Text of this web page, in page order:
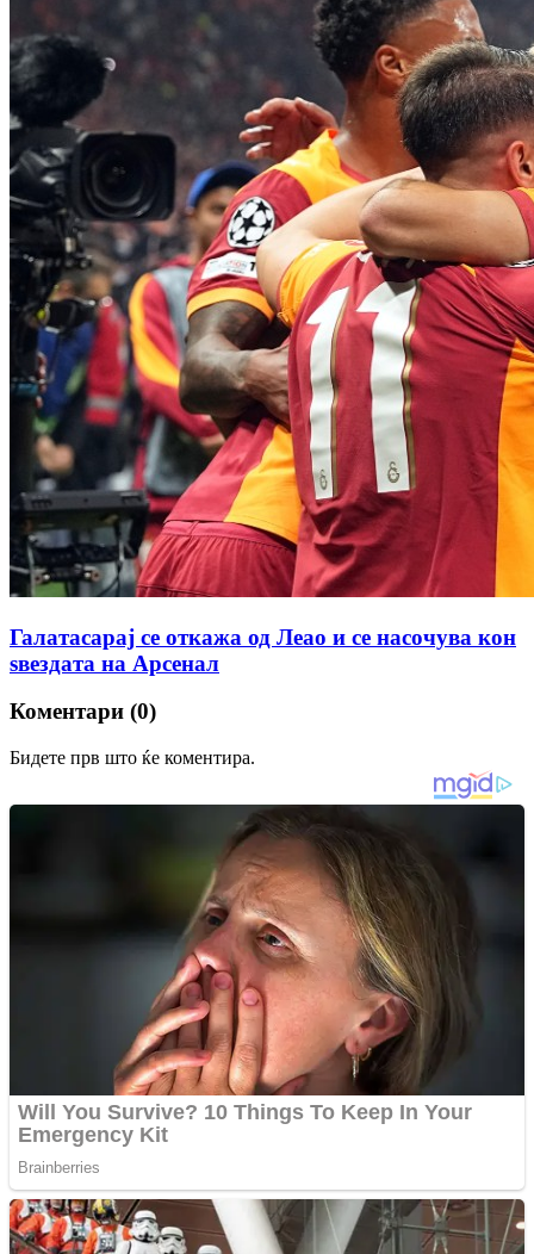
Галатасарај се откажа од Леао и се насочува кон
ѕвездата на Арсенал
Коментари (0)
Бидете прв што ќе коментира.